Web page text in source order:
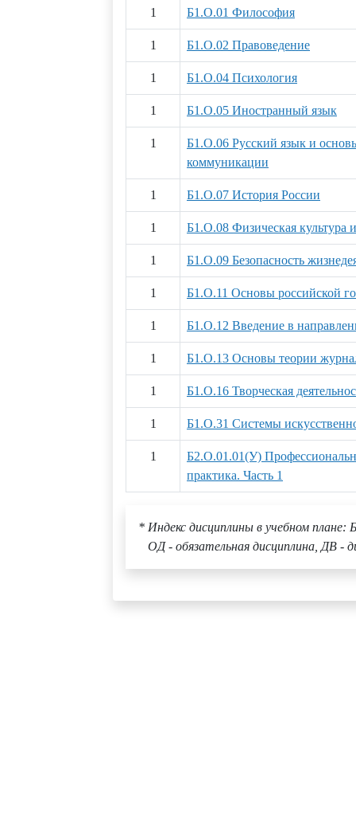
1 Б1.О.01 Философия
1 Б1.О.02 Правоведение
1 Б1.О.04 Психология
1 Б1.О.05 Иностранный язык
1
Б1.О.06 Русский язык и
коммуникации
1 Б1.О.07 История России
1 Б1.О.08 Физическая культура
1 Б1.О.09 Безопасность
1 Б1.О.11 Основы российской
1 Б1.О.12 Введение в
1 Б1.О.13 Основы теории
1 Б1.О.16 Творческая
1 Б1.О.31 Системы
1
Б2.О.01.01(У)
практика. Часть 1
* Индекс дисциплины в учебном плане:
ОД - обязательная дисциплина, ДВ -